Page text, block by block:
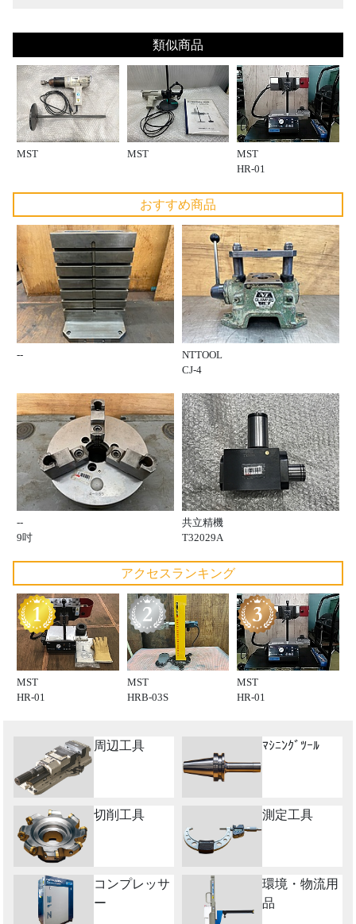
類似商品
MST MST
MST
HR-01
おすすめ商品
--
NTTOOL
CJ-4
--
9吋
共立精機
T32029A
アクセスランキング
MST
HR-01
MST
HRB-03S
MST
HR-01
周辺工具 ﾏｼﾆﾝｸﾞﾂｰﾙ
切削工具 測定工具
コンプレッサ
ー
環境・物流用
品